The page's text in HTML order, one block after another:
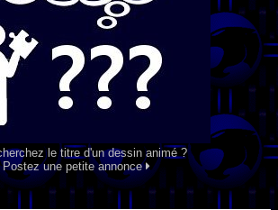
le titre d'un dessin animé ?
Postez une petite annonce